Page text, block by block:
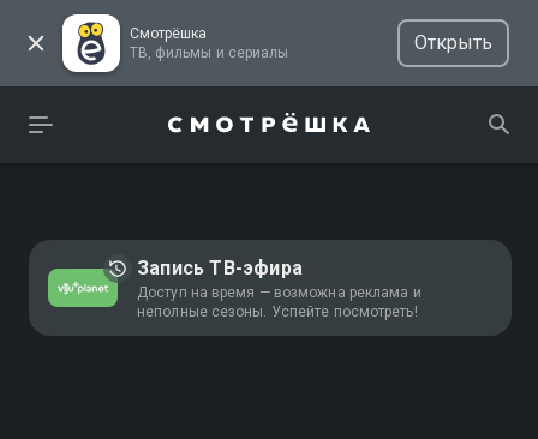
Смотрёшка
ТВ, фильмы и сериалы
Открыть
Запись ТВ-эфира
Доступ на время — возможна реклама и
неполные сезоны. Успейте посмотреть!